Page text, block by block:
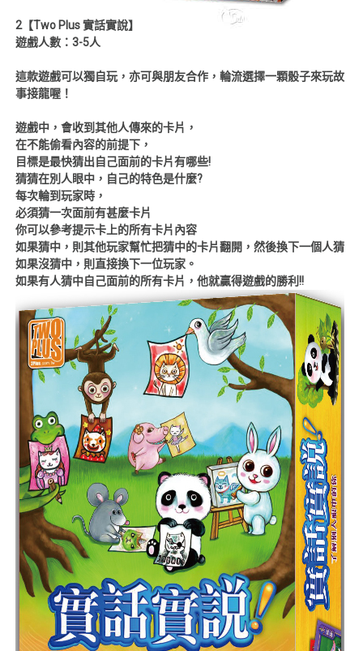
2【Two Plus 實話實說】
遊戲人數：3-5人
這款遊戲可以獨自玩，亦可與朋友合作，輪流選擇一顆骰子來玩故
事接龍喔！
遊戲中，會收到其他人傳來的卡片，
在不能偷看內容的前提下，
目標是最快猜出自己面前的卡片有哪些!
猜猜在別人眼中，自己的特色是什麼?
每次輪到玩家時，
必須猜一次面前有甚麼卡片
你可以參考提示卡上的所有卡片內容
如果猜中，則其他玩家幫忙把猜中的卡片翻開，然後換下一個人猜
如果沒猜中，則直接換下一位玩家。
如果有人猜中自己面前的所有卡片，他就贏得遊戲的勝利!!